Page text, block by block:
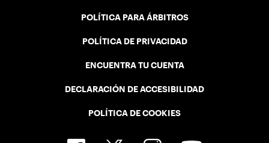
POLÍTICA PARA ÁRBITROS
POLÍTICA DE PRIVACIDAD
ENCUENTRA TU CUENTA
DECLARACIÓN DE ACCESIBILIDAD
POLÍTICA DE COOKIES